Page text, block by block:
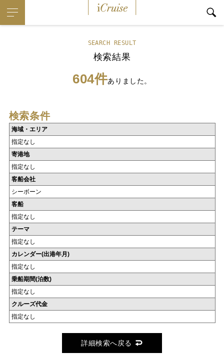
SEARCH RESULT
検索結果
604件ありました。
検索条件
海域・エリア
指定なし
寄港地
指定なし
客船会社
シーボーン
客船
指定なし
テーマ
指定なし
カレンダー(出港年月)
指定なし
乗船期間(泊数)
指定なし
クルーズ代金
指定なし
詳細検索へ戻る